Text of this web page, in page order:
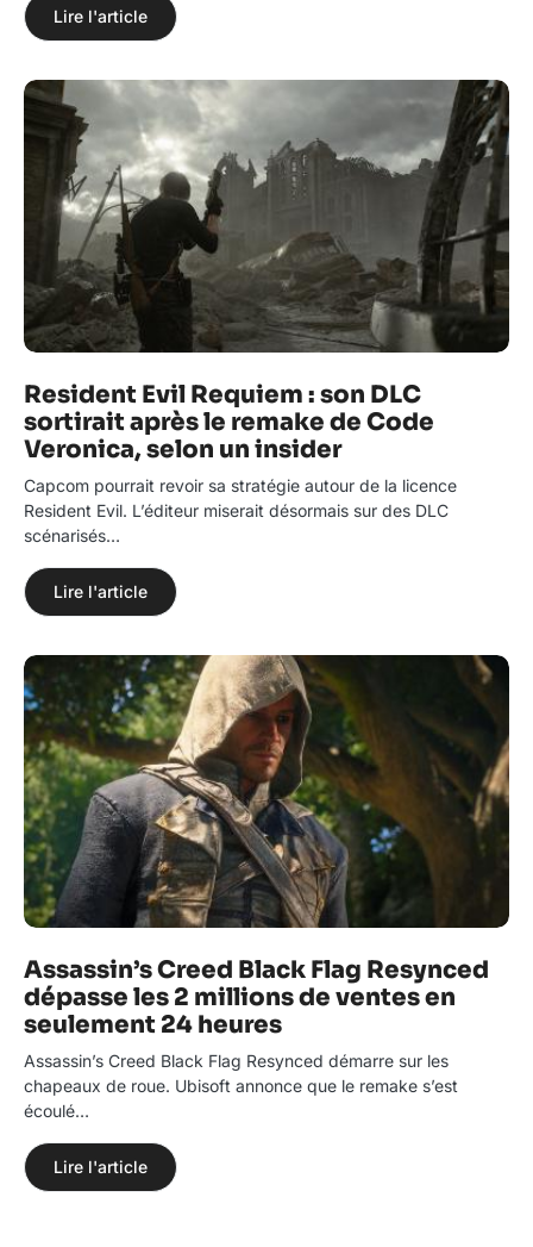
Lire l'article
Resident Evil Requiem : son DLC
sortirait après le remake de Code
Veronica, selon un insider
Capcom pourrait revoir sa stratégie autour de la licence
Resident Evil. L’éditeur miserait désormais sur des DLC
scénarisés…
Lire l'article
Assassin’s Creed Black Flag Resynced
dépasse les 2 millions de ventes en
seulement 24 heures
Assassin’s Creed Black Flag Resynced démarre sur les
chapeaux de roue. Ubisoft annonce que le remake s’est
écoulé…
Lire l'article